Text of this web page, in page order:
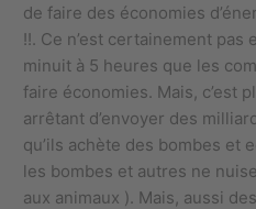
de faire des économies
!!. Ce n’est certainement pas
minuit à 5 heures que les
faire économies. Mais, c’est
arrêtant d’envoyer des
qu’ils achète des bombes et
les bombes et autres ne
aux animaux ). Mais, aussi